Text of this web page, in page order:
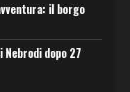
il borgo
dopo 27